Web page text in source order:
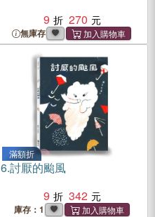
9
270
無庫存
滿額折
6.討厭的颱風
9
342
庫存：1